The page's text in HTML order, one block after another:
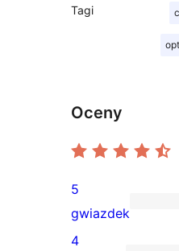
Tagi
Oceny
139
recenzji
5
gwiazdek
4